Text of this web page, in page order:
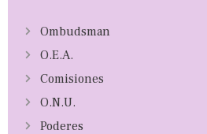
Ombudsman
O.E.A.
Comisiones
O.N.U.
Poderes